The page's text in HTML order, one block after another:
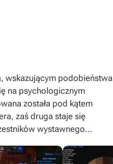
wskazującym podobieństwa
na psychologicznym
została pod kątem
zaś druga staje się
wystawnego
tożsamości. W tym celu